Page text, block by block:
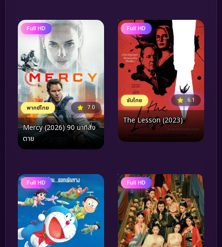
Full HD
พากย์ไทย 7.0
Mercy (2026) 90 นาทีสั่ง
ตาย
Full HD
ซับไทย 6.1
The Lesson (2023)
Full HD Full HD